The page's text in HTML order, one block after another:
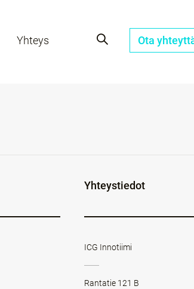
Yhteys Ota
Yhteystiedot
ICG Innotiimi
Rantatie 121 B